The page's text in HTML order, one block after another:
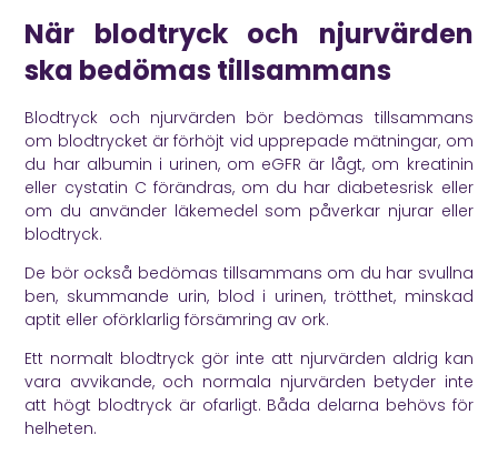
När blodtryck och njurvärden
ska bedömas tillsammans
Blodtryck och njurvärden bör bedömas tillsammans
om blodtrycket är förhöjt vid upprepade mätningar, om
du har albumin i urinen, om eGFR är lågt, om kreatinin
eller cystatin C förändras, om du har diabetesrisk eller
om du använder läkemedel som påverkar njurar eller
blodtryck.
De bör också bedömas tillsammans om du har svullna
ben, skummande urin, blod i urinen, trötthet, minskad
aptit eller oförklarlig försämring av ork.
Ett normalt blodtryck gör inte att njurvärden aldrig kan
vara avvikande, och normala njurvärden betyder inte
att högt blodtryck är ofarligt. Båda delarna behövs för
helheten.